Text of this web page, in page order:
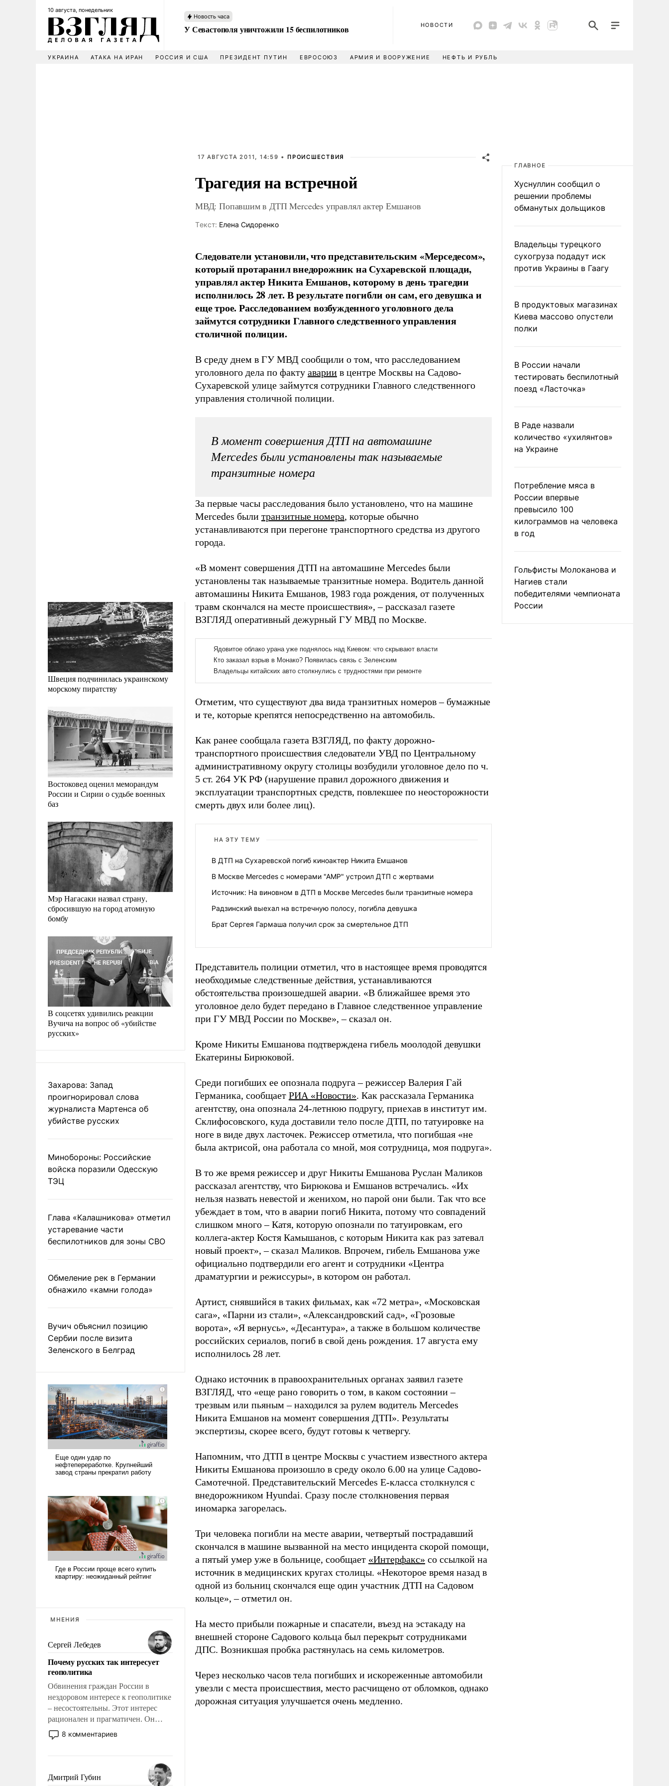
10 августа, понедельник
Новость часа
У Севастополя уничтожили 15 беспилотников НОВОСТИ
УКРАИНА АТАКА НА ИРАН РОССИЯ И США ПРЕЗИДЕНТ ПУТИН ЕВРОСОЮЗ АРМИЯ И ВООРУЖЕНИЕ НЕФТЬ И РУБЛЬ
Швеция подчинилась украинскому
морскому пиратству
Востоковед оценил меморандум
России и Сирии о судьбе военных
баз
Мэр Нагасаки назвал страну,
сбросившую на город атомную
бомбу
В соцсетях удивились реакции
Вучича на вопрос об «убийстве
русских»
Захарова: Запад
проигнорировал слова
журналиста Мартенса об
убийстве русских
Минобороны: Российские
войска поразили Одесскую
ТЭЦ
Глава «Калашникова» отметил
устаревание части
беспилотников для зоны СВО
Обмеление рек в Германии
обнажило «камни голода»
Вучич объяснил позицию
Сербии после визита
Зеленского в Белград
МНЕНИЯ
Сергей Лебедев
Почему русских так интересует
геополитика
Обвинения граждан России в
нездоровом интересе к геополитике
– несостоятельны. Этот интерес
рационален и прагматичен. Он
обусловлен тысячелетним опытом
выживания в крайне непростых
знанием, что мировая политика
имеет свойство заявляться на порог
8 комментариев
Дмитрий Губин
17 АВГУСТА 2011, 14:59 • ПРОИСШЕСТВИЯ
Трагедия на встречной
МВД: Попавшим в ДТП Mercedes управлял актер Емшанов
Tекст: Елена Сидоренко
Следователи установили, что представительским «Мерседесом»,
который протаранил внедорожник на Сухаревской площади,
управлял актер Никита Емшанов, которому в день трагедии
исполнилось 28 лет. В результате погибли он сам, его девушка и
еще трое. Расследованием возбужденного уголовного дела
займутся сотрудники Главного следственного управления
столичной полиции.
В среду днем в ГУ МВД сообщили о том, что расследованием
уголовного дела по факту аварии в центре Москвы на Садово-
Сухаревской улице займутся сотрудники Главного следственного
управления столичной полиции.
В момент совершения ДТП на автомашине
Mercedes были установлены так называемые
транзитные номера
За первые часы расследования было установлено, что на машине
Mercedes были транзитные номера, которые обычно
устанавливаются при перегоне транспортного средства из другого
города.
«В момент совершения ДТП на автомашине Mercedes были
установлены так называемые транзитные номера. Водитель данной
автомашины Никита Емшанов, 1983 года рождения, от полученных
травм скончался на месте происшествия», – рассказал газете
ВЗГЛЯД оперативный дежурный ГУ МВД по Москве.
Отметим, что существуют два вида транзитных номеров – бумажные
и те, которые крепятся непосредственно на автомобиль.
Как ранее сообщала газета ВЗГЛЯД, по факту дорожно-
транспортного происшествия следователи УВД по Центральному
административному округу столицы возбудили уголовное дело по ч.
5 ст. 264 УК РФ (нарушение правил дорожного движения и
эксплуатации транспортных средств, повлекшее по неосторожности
смерть двух или более лиц).
НА ЭТУ ТЕМУ
В ДТП на Сухаревской погиб киноактер Никита Емшанов
В Москве Mercedes с номерами "АМР" устроил ДТП с жертвами
Источник: На виновном в ДТП в Москве Mercedes были транзитные номера
Радзинский выехал на встречную полосу, погибла девушка
Брат Сергея Гармаша получил срок за смертельное ДТП
Представитель полиции отметил, что в настоящее время проводятся
необходимые следственные действия, устанавливаются
обстоятельства произошедшей аварии. «В ближайшее время это
уголовное дело будет передано в Главное следственное управление
при ГУ МВД России по Москве», – сказал он.
Кроме Никиты Емшанова подтверждена гибель моолодой девушки
Екатерины Бирюковой.
Среди погибших ее опознала подруга – режиссер Валерия Гай
Германика, сообщает РИА «Новости». Как рассказала Германика
агентству, она опознала 24-летнюю подругу, приехав в институт им.
Склифосовского, куда доставили тело после ДТП, по татуировке на
ноге в виде двух ласточек. Режиссер отметила, что погибшая «не
была актрисой, она работала со мной, моя сотрудница, моя подруга».
В то же время режиссер и друг Никиты Емшанова Руслан Маликов
рассказал агентству, что Бирюкова и Емшанов встречались. «Их
нельзя назвать невестой и женихом, но парой они были. Так что все
убеждает в том, что в аварии погиб Никита, потому что совпадений
слишком много – Катя, которую опознали по татуировкам, его
коллега-актер Костя Камышанов, с которым Никита как раз затевал
новый проект», – сказал Маликов. Впрочем, гибель Емшанова уже
официально подтвердили его агент и сотрудники «Центра
драматургии и режиссуры», в котором он работал.
Артист, снявшийся в таких фильмах, как «72 метра», «Московская
сага», «Парни из стали», «Александровский сад», «Грозовые
ворота», «Я вернусь», «Десантура», а также в большом количестве
российских сериалов, погиб в свой день рождения. 17 августа ему
исполнилось 28 лет.
Однако источник в правоохранительных органах заявил газете
ВЗГЛЯД, что «еще рано говорить о том, в каком состоянии –
трезвым или пьяным – находился за рулем водитель Mercedes
Никита Емшанов на момент совершения ДТП». Результаты
экспертизы, скорее всего, будут готовы к четвергу.
Напомним, что ДТП в центре Москвы с участием известного актера
Никиты Емшанова произошло в среду около 6.00 на улице Садово-
Самотечной. Представительский Mercedes E-класса столкнулся с
внедорожником Hyundai. Сразу после столкновения первая
иномарка загорелась.
Три человека погибли на месте аварии, четвертый пострадавший
скончался в машине вызванной на место инцидента скорой помощи,
а пятый умер уже в больнице, сообщает «Интерфакс» со ссылкой на
источник в медицинских кругах столицы. «Некоторое время назад в
одной из больниц скончался еще один участник ДТП на Садовом
кольце», – отметил он.
На место прибыли пожарные и спасатели, въезд на эстакаду на
внешней стороне Садового кольца был перекрыт сотрудниками
ДПС. Возникшая пробка растянулась на семь километров.
Через несколько часов тела погибших и искореженные автомобили
увезли с места происшествия, место расчищено от обломков, однако
дорожная ситуация улучшается очень медленно.
ГЛАВНОЕ
Хуснуллин сообщил о
решении проблемы
обманутых дольщиков
Владельцы турецкого
сухогруза подадут иск
против Украины в Гаагу
В продуктовых магазинах
Киева массово опустели
полки
В России начали
тестировать беспилотный
поезд «Ласточка»
В Раде назвали
количество «ухилянтов»
на Украине
Потребление мяса в
России впервые
превысило 100
килограммов на человека
в год
Гольфисты Молоканова и
Нагиев стали
победителями чемпионата
России